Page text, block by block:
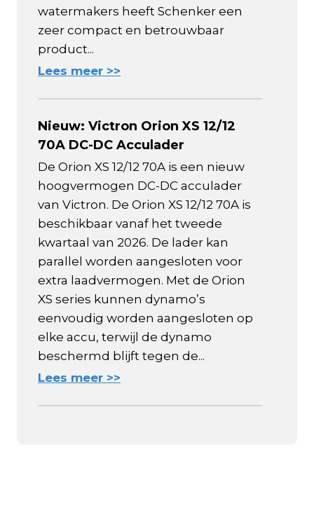
watermakers heeft Schenker een
zeer compact en betrouwbaar
product...
Lees meer >>
Nieuw: Victron Orion XS 12/12
70A DC-DC Acculader
De Orion XS 12/12 70A is een nieuw
hoogvermogen DC-DC acculader
van Victron. De Orion XS 12/12 70A is
beschikbaar vanaf het tweede
kwartaal van 2026. De lader kan
parallel worden aangesloten voor
extra laadvermogen. Met de Orion
XS series kunnen dynamo’s
eenvoudig worden aangesloten op
elke accu, terwijl de dynamo
beschermd blijft tegen de...
Lees meer >>